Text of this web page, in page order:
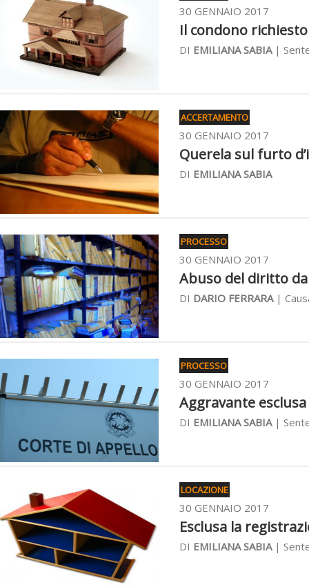
30 GENNAIO 2017
Il condono
DI EMILIANA SABIA|
ACCERTAMENTO
30 GENNAIO 2017
Querela sul furto
DI EMILIANA SABIA
PROCESSO
30 GENNAIO 2017
Abuso del diritto
DI DARIO FERRARA|
PROCESSO
30 GENNAIO 2017
Aggravante
DI EMILIANA SABIA|
LOCAZIONE
30 GENNAIO 2017
Esclusa la
DI EMILIANA SABIA|